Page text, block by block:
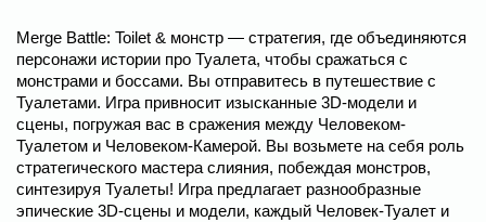
Merge Battle: Toilet & монстр — стратегия, где объединяются
персонажи истории про Туалета, чтобы сражаться с
монстрами и боссами. Вы отправитесь в путешествие с
Туалетами. Игра привносит изысканные 3D-модели и
сцены, погружая вас в сражения между Человеком-
Туалетом и Человеком-Камерой. Вы возьмете на себя роль
стратегического мастера слияния, побеждая монстров,
синтезируя Туалеты! Игра предлагает разнообразные
эпические 3D-сцены и модели, каждый Человек-Туалет и